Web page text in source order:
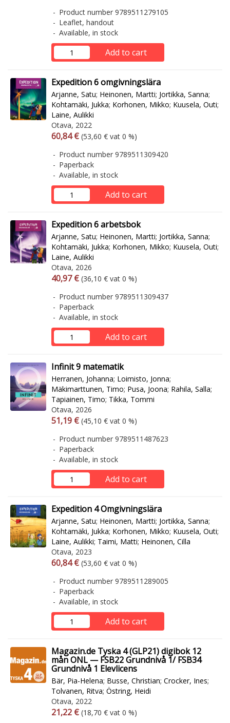
Product number 9789511279105
Leaflet, handout
Available, in stock
Add to cart
Expedition 6 omgivningslära
Arjanne, Satu; Heinonen, Martti; Jortikka, Sanna;
Kohtamäki, Jukka; Korhonen, Mikko; Kuusela, Outi;
Laine, Aulikki
Otava, 2022
Arvonlisäverollinen hinta
60,84 € Excl. vat
(53,60 € vat 0 %)
Product number 9789511309420
Paperback
Available, in stock
Add to cart
Expedition 6 arbetsbok
Arjanne, Satu; Heinonen, Martti; Jortikka, Sanna;
Kohtamäki, Jukka; Korhonen, Mikko; Kuusela, Outi;
Laine, Aulikki
Otava, 2026
Arvonlisäverollinen hinta
40,97 € Excl. vat
(36,10 € vat 0 %)
Product number 9789511309437
Paperback
Available, in stock
Add to cart
Infinit 9 matematik
Herranen, Johanna; Loimisto, Jonna;
Mäkimarttunen, Timo; Pusa, Joona; Rahila, Salla;
Tapiainen, Timo; Tikka, Tommi
Otava, 2026
Arvonlisäverollinen hinta
51,19 € Excl. vat
(45,10 € vat 0 %)
Product number 9789511487623
Paperback
Available, in stock
Add to cart
Expedition 4 Omgivningslära
Arjanne, Satu; Heinonen, Martti; Jortikka, Sanna;
Kohtamäki, Jukka; Korhonen, Mikko; Kuusela, Outi;
Laine, Aulikki; Taimi, Matti; Heinonen, Cilla
Otava, 2023
Arvonlisäverollinen hinta
60,84 € Excl. vat
(53,60 € vat 0 %)
Product number 9789511289005
Paperback
Available, in stock
Add to cart
Magazin.de Tyska 4 (GLP21) digibok 12
mån ONL — FSB22 Grundnivå 1/ FSB34
Grundnivå 1 Elevlicens
Bär, Pia-Helena; Busse, Christian; Crocker, Ines;
Tolvanen, Ritva; Östring, Heidi
Otava, 2022
Arvonlisäverollinen hinta
21,22 € Excl. vat
(18,70 € vat 0 %)